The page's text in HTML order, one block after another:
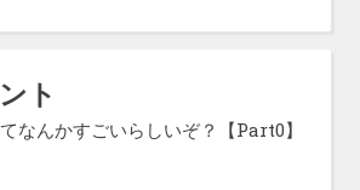
ト
てなんかすごいらしいぞ？【Part0】